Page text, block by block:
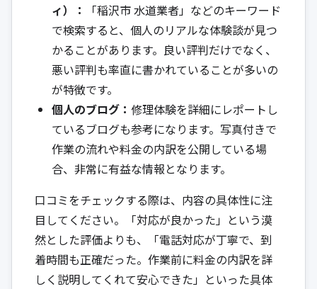
ィ）：
「稲沢市 水道業者」などのキーワード
で検索すると、個人のリアルな体験談が見つ
かることがあります。良い評判だけでなく、
悪い評判も率直に書かれていることが多いの
が特徴です。
個人のブログ： 修理体験を詳細にレポートし
ているブログも参考になります。写真付きで
作業の流れや料金の内訳を公開している場
合、非常に有益な情報となります。
口コミをチェックする際は、内容の具体性に注
目してください。「対応が良かった」という漠
然とした評価よりも、「電話対応が丁寧で、到
着時間も正確だった。作業前に料金の内訳を詳
しく説明してくれて安心できた」といった具体